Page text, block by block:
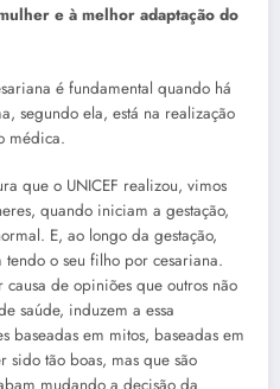
e à melhor adaptação do
é fundamental quando há
segundo ela, está na realização
médica.
que o UNICEF realizou, vimos
quando iniciam a gestação,
E, ao longo da gestação,
o seu filho por cesariana.
causa de opiniões que outros não
saúde, induzem a essa
baseadas em mitos, baseadas em
sido tão boas, mas que são
mudando a decisão da